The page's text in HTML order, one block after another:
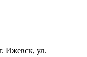
Ижевск, ул.